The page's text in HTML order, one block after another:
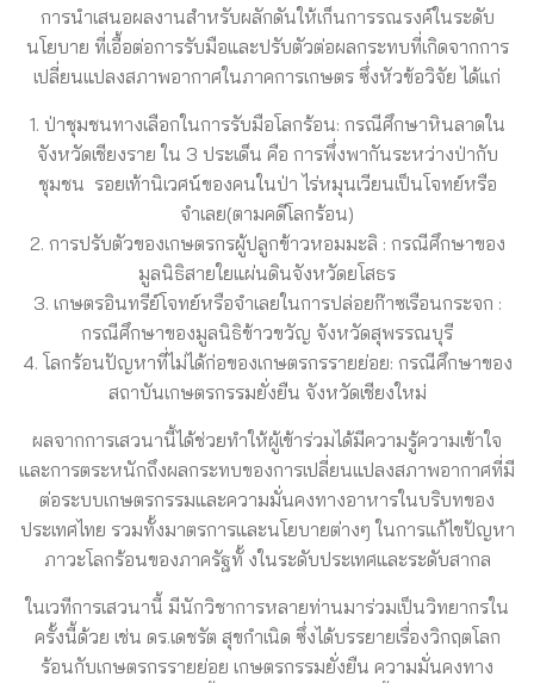
การนำเสนอผลงานสำหรับผลักดันให้เก็นการรณรงค์ในระดับ
นโยบาย ที่เอื้อต่อการรับมือและปรับตัวต่อผลกระทบที่เกิดจากการ
เปลี่ยนแปลงสภาพอากาศในภาคการเกษตร ซึ่งหัวข้อวิจัย ได้แก่
1. ป่าชุมชนทางเลือกในการรับมือโลกร้อน: กรณีศึกษาหินลาดใน
จังหวัดเชียงราย ใน 3 ประเด็น คือ การพึ่งพากันระหว่างป่ากับ
ชุมชน รอยเท้านิเวศน์ของคนในป่า ไร่หมุนเวียนเป็นโจทย์หรือ
จำเลย(ตามคดีโลกร้อน)
2. การปรับตัวของเกษตรกรผู้ปลูกข้าวหอมมะลิ : กรณีศึกษาของ
มูลนิธิสายใยแผ่นดินจังหวัดยโสธร
3. เกษตรอินทรีย์โจทย์หรือจำเลยในการปล่อยก๊าซเรือนกระจก :
กรณีศึกษาของมูลนิธิข้าวขวัญ จังหวัดสุพรรณบุรี
4. โลกร้อนปัญหาที่ไม่ได้ก่อของเกษตรกรรายย่อย: กรณีศึกษาของ
สถาบันเกษตรกรรมยั่งยืน จังหวัดเชียงใหม่
ผลจากการเสวนานี้ได้ช่วยทำให้ผู้เข้าร่วมได้มีความรู้ความเข้าใจ
และการตระหนักถึงผลกระทบของการเปลี่ยนแปลงสภาพอากาศที่มี
ต่อระบบเกษตรกรรมและความมั่นคงทางอาหารในบริบทของ
ประเทศไทย รวมทั้งมาตรการและนโยบายต่างๆ ในการแก้ไขปัญหา
ภาวะโลกร้อนของภาครัฐทั้ งในระดับประเทศและระดับสากล
ในเวทีการเสวนานี้ มีนักวิชาการหลายท่านมาร่วมเป็นวิทยากรใน
ครั้งนี้ด้วย เช่น ดร.เดชรัต สุขกำเนิด ซึ่งได้บรรยายเรื่องวิกฤตโลก
ร้อนกับเกษตรกรรายย่อย เกษตรกรรมยั่งยืน ความมั่นคงทาง